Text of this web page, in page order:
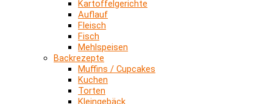
Kartoffelgerichte
Auflauf
Fleisch
Fisch
Mehlspeisen
Backrezepte
Muffins / Cupcakes
Kuchen
Torten
Kleingebäck